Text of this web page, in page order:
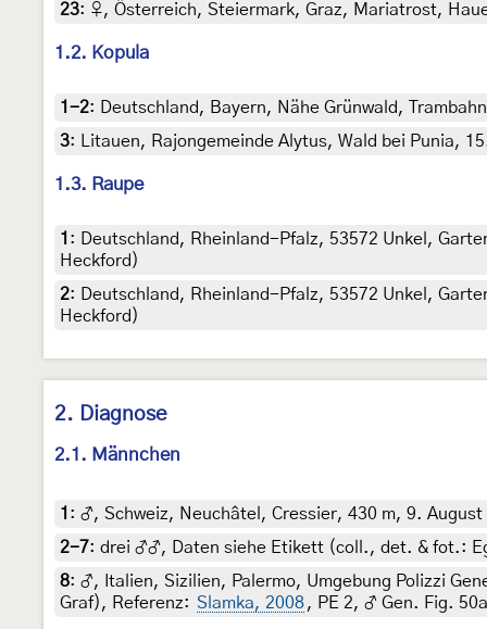
23: ♀, Österreich, Steiermark, Graz, Mariatrost,
1.2. Kopula
1-2:
Deutschland, Bayern, Nähe Grünwald,
3: Litauen, Rajongemeinde Alytus, Wald bei Punia,
1.3. Raupe
1 : Deutschland, Rheinland-Pfalz, 53572 Unkel,
Heckford)
2: Deutschland, Rheinland-Pfalz, 53572 Unkel,
Heckford)
2. Diagnose
2.1. Männchen
1 : ♂, Schweiz, Neuchâtel, Cressier, 430 m, 9.
2-7: drei ♂♂, Daten siehe Etikett (coll., det. & fot.:
8: ♂, Italien, Sizilien, Palermo, Umgebung Polizzi
Graf), Referenz: Slamka, 2008, PE 2, ♂ Gen. Fig. 50a